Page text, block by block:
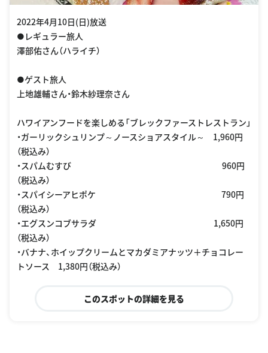
2022年4月10日(日)放送
●レギュラー旅人
澤部佑さん（ハライチ）
●ゲスト旅人
上地雄輔さん・鈴木紗理奈さん
ハワイアンフードを楽しめる「ブレックファーストレストラン」
・ガーリックシュリンプ～ノースショアスタイル～ 1,960円
（税込み）
・スパムむすび 960円
（税込み）
・スパイシーアヒポケ 790円
（税込み）
・エグスンコブサラダ 1,650円
（税込み）
・バナナ、ホイップクリームとマカダミアナッツ＋チョコレー
トソース 1,380円（税込み）
このスポットの詳細を見る